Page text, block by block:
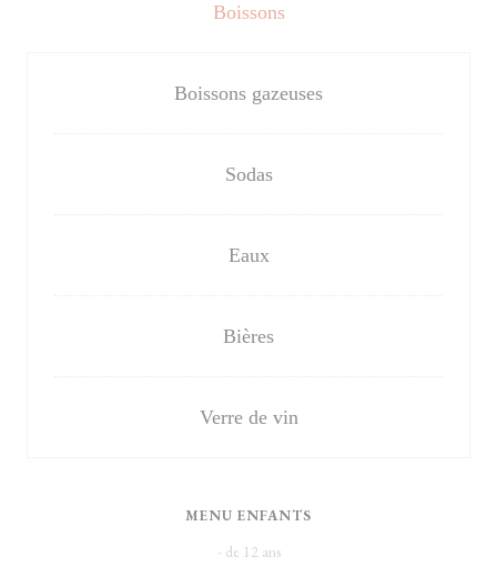
Boissons
Boissons gazeuses
Sodas
Eaux
Bières
Verre de vin
MENU ENFANTS
- de 12 ans